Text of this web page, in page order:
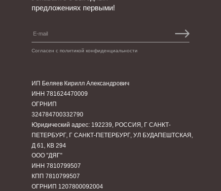
ИП Беляев Кирилл Александрович
ИНН 781624470009
ОГРНИП
324784700332790
Юридический адрес: 192239, РОССИЯ, Г САНКТ-
ПЕТЕРБУРГ, Г САНКТ-ПЕТЕРБУРГ, УЛ БУДАПЕШТСКАЯ,
Д 61, КВ 294
Согласен с политикой конфиденциальности
предложениях первыми!
ООО "ДЯГ"
ИНН 7810799507
КПП 7810799507
ОГРНИП 1207800092004